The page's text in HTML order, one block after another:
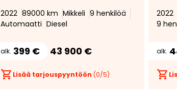
Peruutuskamera*
2022 89000 km Mikkeli 9 henkilöä
Automaatti Diesel
alk. 399 € 43 900 €
Lisää tarjouspyyntöön (0/5)
2022
9
alk.